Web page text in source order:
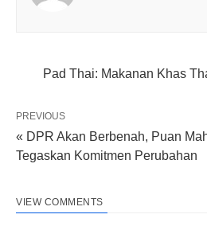
Pad Thai: Makanan Khas
PREVIOUS
« DPR Akan Berbenah, Puan
Tegaskan Komitmen Perubahan
VIEW COMMENTS